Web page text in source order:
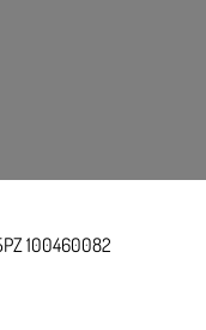
100460082